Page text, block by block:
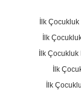
İlk
İlk
İlk
İlk
İlk